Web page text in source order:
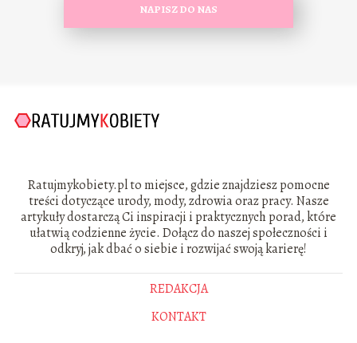
NAPISZ DO NAS
Ratujmykobiety.pl to miejsce, gdzie znajdziesz pomocne
treści dotyczące urody, mody, zdrowia oraz pracy. Nasze
artykuły dostarczą Ci inspiracji i praktycznych porad, które
ułatwią codzienne życie. Dołącz do naszej społeczności i
odkryj, jak dbać o siebie i rozwijać swoją karierę!
REDAKCJA
KONTAKT